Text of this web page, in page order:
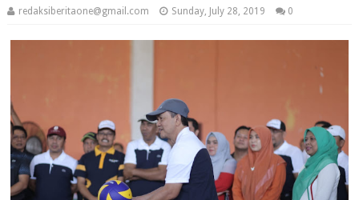
redaksiberitaone@gmail.com Sunday, July 28, 2019 0